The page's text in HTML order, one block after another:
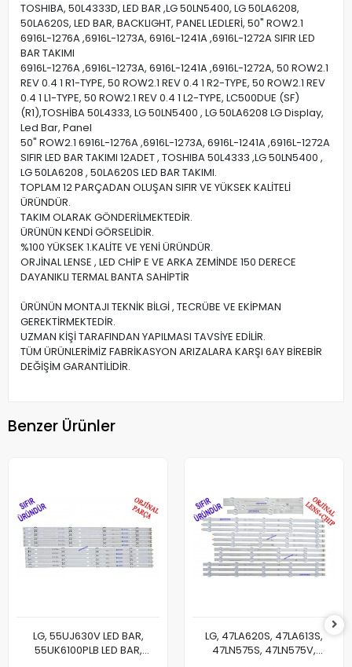
TOSHIBA, 50L4333D, LED BAR ,LG 50LN5400, LG 50LA6208,
50LA620S, LED BAR, BACKLIGHT, PANEL LEDLERİ, 50" ROW2.1
6916L-1276A ,6916L-1273A, 6916L-1241A ,6916L-1272A SIFIR LED
BAR TAKIMI
6916L-1276A ,6916L-1273A, 6916L-1241A ,6916L-1272A, 50 ROW2.1
REV 0.4 1 R1-TYPE, 50 ROW2.1 REV 0.4 1 R2-TYPE, 50 ROW2.1 REV
0.4 1 L1-TYPE, 50 ROW2.1 REV 0.4 1 L2-TYPE, LC500DUE (SF)
(R1),TOSHİBA 50L4333, LG 50LN5400 , LG 50LA6208 LG Display,
Led Bar, Panel
50" ROW2.1 6916L-1276A ,6916L-1273A, 6916L-1241A ,6916L-1272A
SIFIR LED BAR TAKIMI 12ADET , TOSHIBA 50L4333 ,LG 50LN5400 ,
LG 50LA6208 , 50LA620S LED BAR TAKIMI.
TOPLAM 12 PARÇADAN OLUŞAN SIFIR VE YÜKSEK KALİTELİ
ÜRÜNDÜR.
TAKIM OLARAK GÖNDERİLMEKTEDİR.
ÜRÜNÜN KENDİ GÖRSELİDİR.
%100 YÜKSEK 1.KALİTE VE YENİ ÜRÜNDÜR.
ORJİNAL LENSE , LED CHİP E VE ARKA ZEMİNDE 150 DERECE
DAYANIKLI TERMAL BANTA SAHİPTİR
ÜRÜNÜN MONTAJI TEKNİK BİLGİ , TECRÜBE VE EKİPMAN
GEREKTİRMEKTEDİR.
UZMAN KİŞİ TARAFINDAN YAPILMASI TAVSİYE EDİLİR.
TÜM ÜRÜNLERİMİZ FABRİKASYON ARIZALARA KARŞI 6AY BİREBİR
DEĞİŞİM GARANTİLİDİR.
Benzer Ürünler
LG, 55UJ630V LED BAR,
55UK6100PLB LED BAR,
LG, 47LA620S, 47LA613S,
47LN575S, 47LN575V,